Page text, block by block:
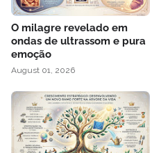
O milagre revelado em
ondas de ultrassom e pura
emoção
August 01, 2026